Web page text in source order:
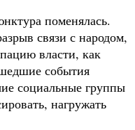
поменялась.
связи с народом,
власти, как
события
социальные группы
нагружать